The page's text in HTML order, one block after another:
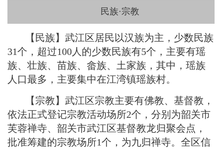
民族·宗教
【民族】武江区居民以汉族为主，少数民族
31个，超过100人的少数民族有5个，主要有瑶
族、壮族、苗族、畲族、土家族，其中，瑶族
人口最多，主要集中在江湾镇瑶族村。
【宗教】 武江区宗教主要有佛教、基督教，
依法正式登记宗教活动场所2个，分别为韶关市
芙蓉禅寺、韶关市武江区基督教龙归聚会点，
批准筹建的宗教场所1个，为九归禅寺。全区信